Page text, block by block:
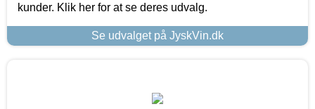
kunder. Klik her for at se deres udvalg.
Se udvalget på JyskVin.dk